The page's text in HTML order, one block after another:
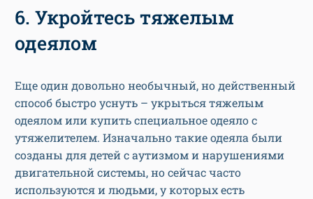
6. Укройтесь тяжелым
одеялом
Еще один довольно необычный, но действенный
способ быстро уснуть – укрыться тяжелым
одеялом или купить специальное одеяло с
утяжелителем. Изначально такие одеяла были
созданы для детей с аутизмом и нарушениями
двигательной системы, но сейчас часто
используются и людьми, у которых есть